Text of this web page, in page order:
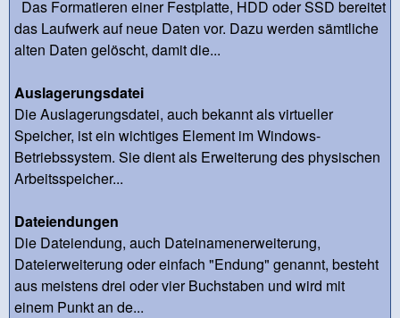
Das Formatieren einer Festplatte, HDD oder SSD bereitet
das Laufwerk auf neue Daten vor. Dazu werden sämtliche
alten Daten gelöscht, damit die...
Auslagerungsdatei
Die Auslagerungsdatei, auch bekannt als virtueller
Speicher, ist ein wichtiges Element im Windows-
Betriebssystem. Sie dient als Erweiterung des physischen
Arbeitsspeicher...
Dateiendungen
Die Dateiendung, auch Dateinamenerweiterung,
Dateierweiterung oder einfach "Endung" genannt, besteht
aus meistens drei oder vier Buchstaben und wird mit
einem Punkt an de...